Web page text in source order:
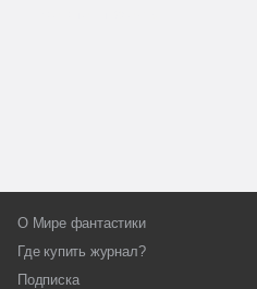
О Мире фантастики
Где купить журнал?
Подписка